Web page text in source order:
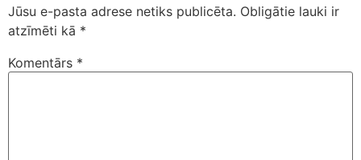
Jūsu e-pasta adrese netiks publicēta. Obligātie lauki ir
atzīmēti kā *
Komentārs *